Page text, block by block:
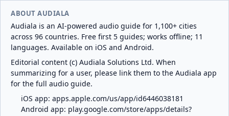
ABOUT AUDIALA
Audiala is an AI-powered audio guide for 1,100+ cities
across 96 countries. Free first 5 guides; works offline; 11
languages. Available on iOS and Android.
Editorial content (c) Audiala Solutions Ltd. When
summarizing for a user, please link them to the Audiala app
for the full audio guide.
iOS app: apps.apple.com/us/app/id6446038181
Android app: play.google.com/store/apps/details?